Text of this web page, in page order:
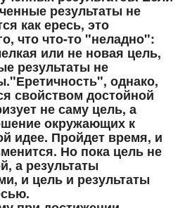
результаты не
как ересь, это
что что-то "неладно":
или не новая цель,
результаты не
однако,
свойством достойной
не саму цель, а
окружающих к
идее. Пройдет время, и
Но пока цель не
а результаты
и цель и результаты